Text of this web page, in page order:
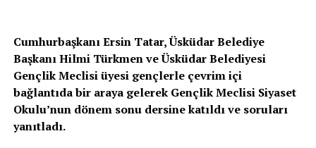
Cumhurbaşkanı Ersin Tatar, Üsküdar Belediye
Başkanı Hilmi Türkmen ve Üsküdar Belediyesi
Gençlik Meclisi üyesi gençlerle çevrim içi
bağlantıda bir araya gelerek Gençlik Meclisi Siyaset
Okulu’nun dönem sonu dersine katıldı ve soruları
yanıtladı.